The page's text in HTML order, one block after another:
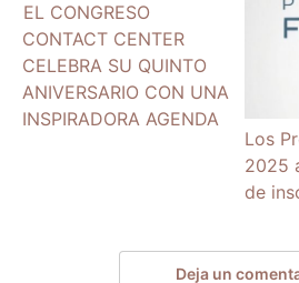
EL CONGRESO
CONTACT CENTER
CELEBRA SU QUINTO
ANIVERSARIO CON UNA
INSPIRADORA AGENDA
Los
2025
de
Deja un